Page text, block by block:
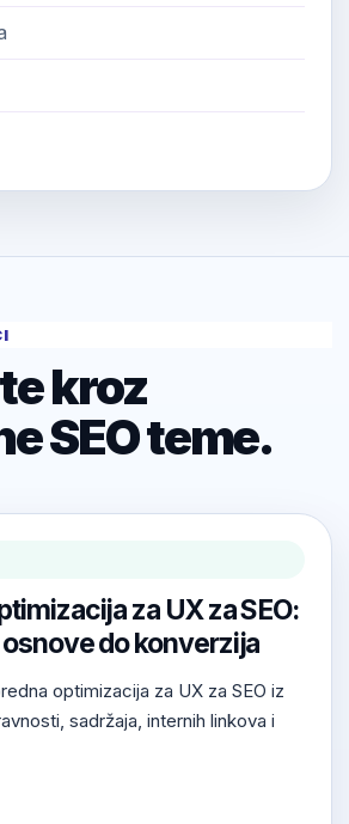
kroz
SEO teme.
za UX za SEO:
do konverzija
optimizacija za UX za SEO iz
sadržaja, internih linkova i